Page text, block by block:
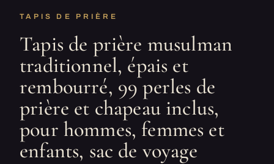
TAPIS DE PRIÈRE
Tapis de prière musulman
traditionnel, épais et
rembourré, 99 perles de
prière et chapeau inclus,
pour hommes, femmes et
enfants, sac de voyage